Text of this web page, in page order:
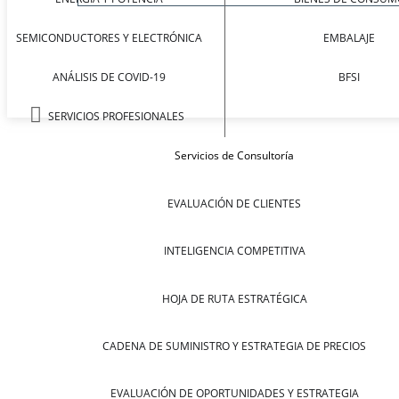
SEMICONDUCTORES Y ELECTRÓNICA
ANÁLISIS DE COVID-19
SERVICIOS PROFESIONALES
EMBALAJE
BFSI
Servicios de Consultoría
EVALUACIÓN DE CLIENTES
INTELIGENCIA COMPETITIVA
HOJA DE RUTA ESTRATÉGICA
CADENA DE SUMINISTRO Y ESTRATEGIA DE PRECIOS
EVALUACIÓN DE OPORTUNIDADES Y ESTRATEGIA